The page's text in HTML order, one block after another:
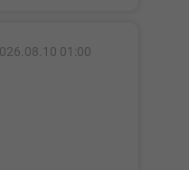
01:00